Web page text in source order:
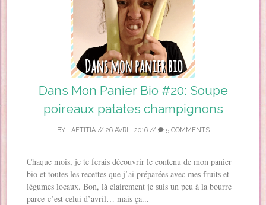
Dans Mon Panier Bio #20: Soupe
poireaux patates champignons
BY LAETITIA// 26 AVRIL 2016// 5 COMMENTS
Chaque mois, je te ferais découvrir le contenu de mon panier
bio et toutes les recettes que j’ai préparées avec mes fruits et
légumes locaux. Bon, là clairement je suis un peu à la bourre
parce-c’est celui d’avril… mais ça...